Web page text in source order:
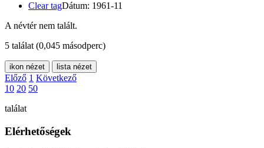
Clear tagDátum: 1961-11
A névtér nem talált.
5 találat (0,045 másodperc)
ikon nézet lista nézet
Előző 1 Következő
10 20 50
találat
Elérhetőségek